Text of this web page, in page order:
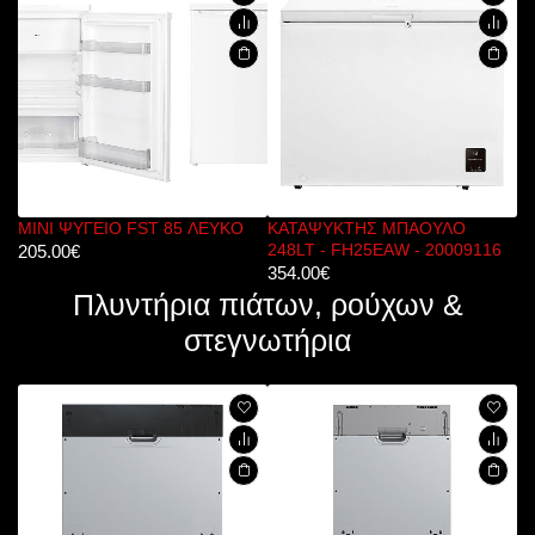
FST 85 ΛΕΥΚΟ
ΚΑΤΑΨΥΚΤΗΣ ΜΠΑΟΥΛΟ
248LT - FH25ΕΑW - 20009116
ΚΑΤΑΨΥΚΤΗΣ
191LT -
Πλυντήρια πιάτων, ρούχων &
στεγνωτήρια